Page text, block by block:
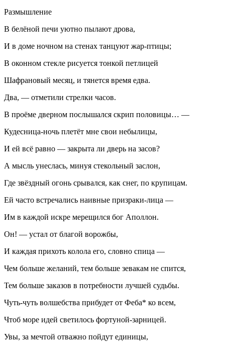
Размышление
В белёной печи уютно пылают дрова,
И в доме ночном на стенах танцуют жар-птицы;
В оконном стекле рисуется тонкой петлицей
Шафрановый месяц, и тянется время едва.
Два, — отметили стрелки часов.
В проёме дверном послышался скрип половицы… —
Кудесница-ночь плетёт мне свои небылицы,
И ей всё равно — закрыта ли дверь на засов?
А мысль унеслась, минуя стекольный заслон,
Где звёздный огонь срывался, как снег, по крупицам.
Ей часто встречались наивные призраки-лица —
Им в каждой искре мерещился бог Аполлон.
Он! — устал от благой ворожбы,
И каждая прихоть колола его, словно спица —
Чем больше желаний, тем больше зевакам не спится,
Тем больше заказов в потребности лучшей судьбы.
Чуть-чуть волшебства прибудет от Феба* ко всем,
Чтоб море идей светилось фортуной-зарницей.
Увы, за мечтой отважно пойдут единицы,